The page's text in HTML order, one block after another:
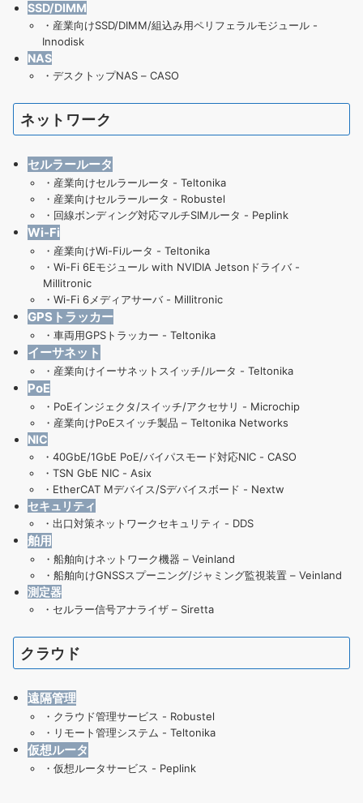
SSD/DIMM
・ 産業向けSSD/DIMM/組込み用ペリフェラルモジュール -
Innodisk
NAS
・ デスクトップNAS – CASO
ネットワーク
セルラールータ
・ 産業向けセルラールータ - Teltonika
・ 産業向けセルラールータ - Robustel
・ 回線ボンディング対応マルチSIMルータ - Peplink
Wi-Fi
・産業向けWi-Fiルータ - Teltonika
・ Wi-Fi 6Eモジュール with NVIDIA Jetsonドライバ -
Millitronic
・ Wi-Fi 6メディアサーバ - Millitronic
GPSトラッカー
・ 車両用GPSトラッカー - Teltonika
イーサネット
・ 産業向けイーサネットスイッチ/ルータ - Teltonika
PoE
・ PoEインジェクタ/スイッチ/アクセサリ - Microchip
・ 産業向けPoEスイッチ製品 – Teltonika Networks
NIC
・ 40GbE/1GbE PoE/バイパスモード対応NIC - CASO
・ TSN GbE NIC - Asix
・ EtherCAT Mデバイス/Sデバイスボード - Nextw
セキュリティ
・ 出口対策ネットワークセキュリティ - DDS
舶用
・ 船舶向けネットワーク機器 – Veinland
・ 船舶向けGNSSスプーニング/ジャミング監視装置 – Veinland
測定器
・ セルラー信号アナライザ – Siretta
クラウド
遠隔管理
・ クラウド管理サービス - Robustel
・ リモート管理システム - Teltonika
仮想ルータ
・仮想ルータサービス - Peplink